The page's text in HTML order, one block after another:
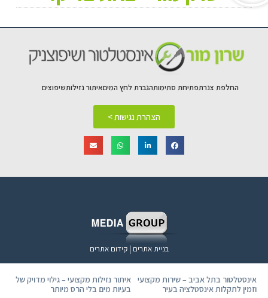
החלפת צנרתפתיחת סתימותהגברת לחץ המיםאיתור נזילותשיפוצים
הצהרת נגישות >
בניית אתרים | קידום אתרים
אינסטלטור בתל אביב – שירות מקצועי
וזמין לתקלות אינסטלציה בעיר
איתור נזילות מקצועי – גילוי מדויק של
בעיות מים בלי הרס מיותר